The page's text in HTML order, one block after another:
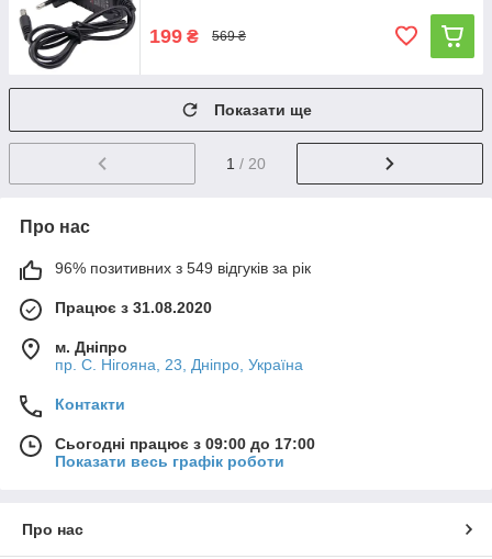
199 ₴ 569 ₴
Показати ще
1 / 20
Про нас
96% позитивних з 549 відгуків за рік
Працює з 31.08.2020
м. Дніпро
пр. С. Нігояна, 23, Дніпро, Україна
Контакти
Сьогодні працює з 09:00 до 17:00
Показати весь графік роботи
Про нас